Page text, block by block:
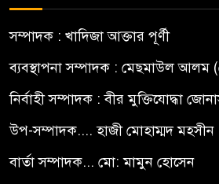
সম্পাদক : খাদিজা আক্তার পূর্ণী
ব্যবস্থাপনা সম্পাদক : মেছমাউল আলম
নির্বাহী সম্পাদক : বীর মুক্তিযোদ্ধা
উপ-সম্পাদক.... হাজী মোহাম্মদ মহসীন
বার্তা সম্পাদক... মো: মামুন হোসেন